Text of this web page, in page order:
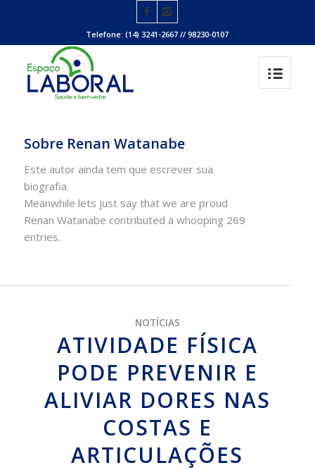
Telefone: (14) 3241-2667 // 98230-0107
Sobre Renan Watanabe
Este autor ainda tem que escrever sua
biografia.
Meanwhile lets just say that we are proud
Renan Watanabe contributed a whooping 269
entries.
NOTÍCIAS
ATIVIDADE FÍSICA
PODE PREVENIR E
ALIVIAR DORES NAS
COSTAS E
ARTICULAÇÕES